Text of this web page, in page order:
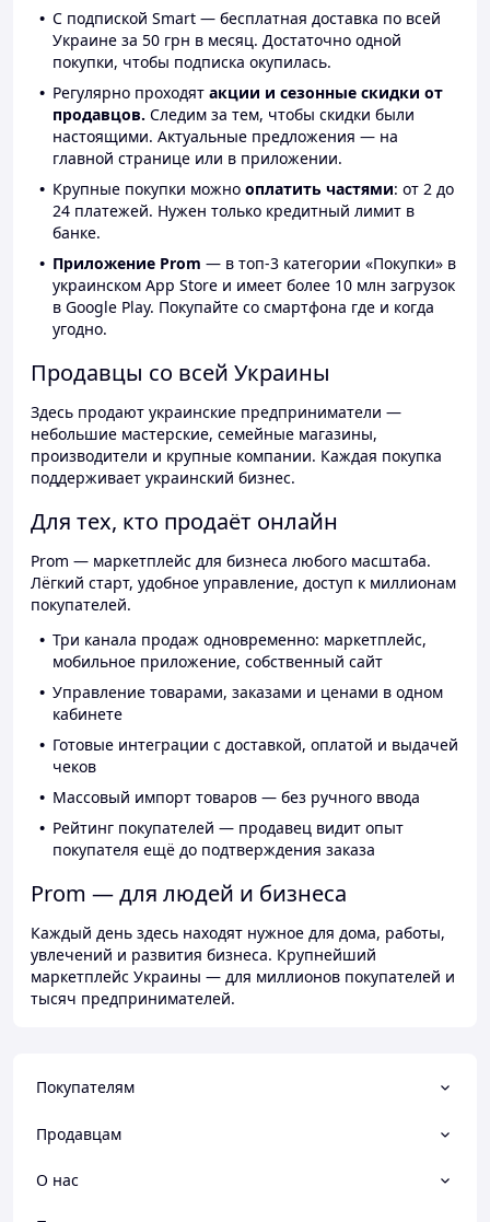
С подпиской Smart — бесплатная доставка по всей
Украине за 50 грн в месяц. Достаточно одной
покупки, чтобы подписка окупилась.
Регулярно проходят акции и сезонные скидки от
продавцов. Следим за тем, чтобы скидки были
настоящими. Актуальные предложения — на
главной странице или в приложении.
Крупные покупки можно оплатить частями: от 2 до
24 платежей. Нужен только кредитный лимит в
банке.
Приложение Prom — в топ-3 категории «Покупки» в
украинском App Store и имеет более 10 млн загрузок
в Google Play. Покупайте со смартфона где и когда
угодно.
Продавцы со всей Украины
Здесь продают украинские предприниматели —
небольшие мастерские, семейные магазины,
производители и крупные компании. Каждая покупка
поддерживает украинский бизнес.
Для тех, кто продаёт онлайн
Prom — маркетплейс для бизнеса любого масштаба.
Лёгкий старт, удобное управление, доступ к миллионам
покупателей.
Три канала продаж одновременно: маркетплейс,
мобильное приложение, собственный сайт
Управление товарами, заказами и ценами в одном
кабинете
Готовые интеграции с доставкой, оплатой и выдачей
чеков
Массовый импорт товаров — без ручного ввода
Рейтинг покупателей — продавец видит опыт
покупателя ещё до подтверждения заказа
Prom — для людей и бизнеса
Каждый день здесь находят нужное для дома, работы,
увлечений и развития бизнеса. Крупнейший
маркетплейс Украины — для миллионов покупателей и
тысяч предпринимателей.
Покупателям
Продавцам
О нас